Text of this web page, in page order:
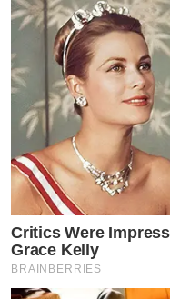
Critics Were
Grace Kelly
BRAINBERRIES